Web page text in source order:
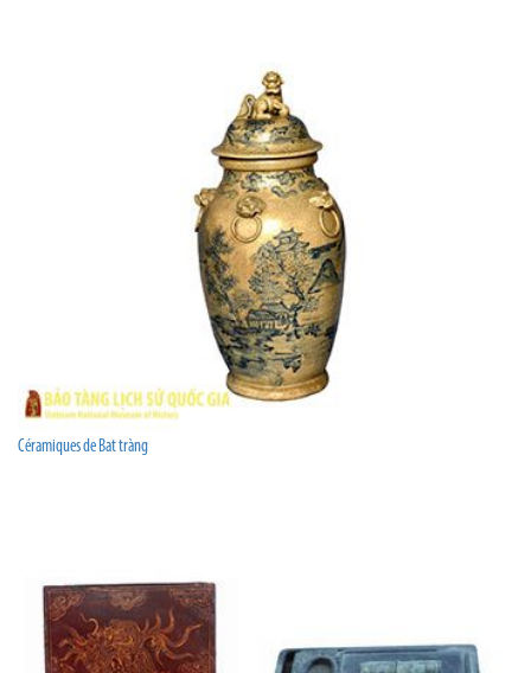
Céramiques de Bat tràng